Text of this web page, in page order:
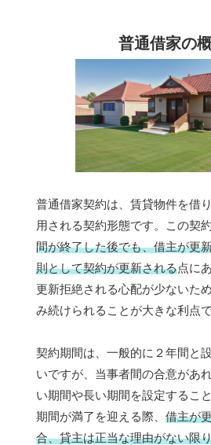
普通借家の
普通借家契約は、賃貸物件を借
用される契約形態です。この契
間が終了した後でも、借主が更
則として契約が更新される点に
更新拒絶される心配が少ないた
み続けられることが大きな利点で
契約期間は、一般的に２年間と
いですが、当事者間の合意があ
い期間や長い期間を設定するこ
期間が満了を迎える際、 借主が
合、貸主は正当な理由がない限